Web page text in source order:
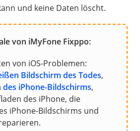
und keine Daten löscht.
von iMyFone Fixppo:
von iOS-Problemen:
Bildschirm des Todes,
des iPhone-Bildschirms,
des iPhone, die
iPhone-Bildschirms und